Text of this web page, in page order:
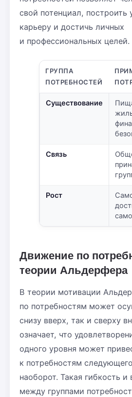
свой потенциал, построить
карьеру и достичь личных
и профессиональных целей.
ГРУППА
ПОТРЕБНОСТЕЙ
Существование
Связь
Рост
Движение по
теории Альдерфера
В теории мотивации
по потребностям может
снизу вверх, так и сверху
означает, что
одного уровня может
к потребностям
наоборот. Такая гибкость и
между группами